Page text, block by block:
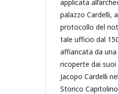
applicata
palazzo Cardelli,
protocollo del
tale ufficio dal
affiancata da
ricoperte dai
Jacopo Cardelli
Storico